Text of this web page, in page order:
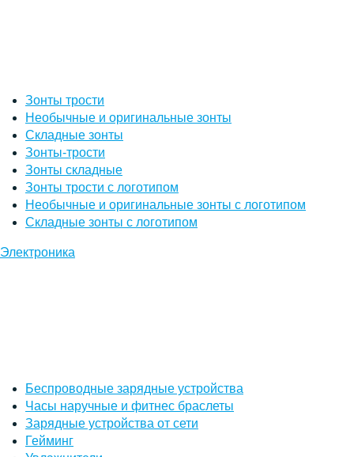
Зонты трости
Необычные и оригинальные зонты
Складные зонты
Зонты-трости
Зонты складные
Зонты трости с логотипом
Необычные и оригинальные зонты с логотипом
Складные зонты с логотипом
Электроника
Беспроводные зарядные устройства
Часы наручные и фитнес браслеты
Зарядные устройства от сети
Гейминг